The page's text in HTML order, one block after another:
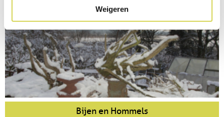
Weigeren
Bijen en Hommels